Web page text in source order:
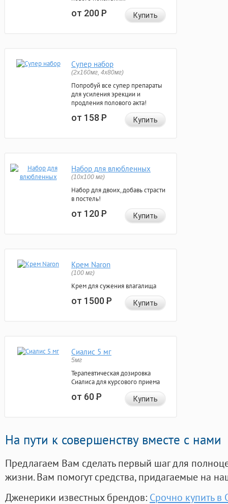
от 200Р Купить
Супер набор
(2х160мг, 4х80мг)
Попробуй все супер препараты
для усиления эрекции и
продления полового акта!
от 158Р Купить
Набор для влюбленных
(10х100 мг)
Набор для двоих, добавь страсти
в постель!
от 120Р Купить
Крем Naron
(100 мг)
Крем для сужения влагалища
от 1500Р Купить
Сиалис 5 мг
5мг
Терапевтическая дозировка
Сиалиса для курсового приема
от 60Р Купить
На пути к совершенству вместе с нами
Предлагаем Вам сделать первый шаг для
жизни. Вам помогут средства, придагаемые на
Дженерики известных брендов: Срочно купить в